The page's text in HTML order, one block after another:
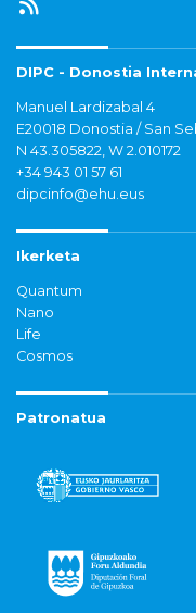
DIPC - Donostia
Manuel Lardizabal 4
E20018 Donostia / San
N 43.305822, W 2.010172
+34 943 01 57 61
dipcinfo@ehu.eus
Ikerketa
Quantum
Nano
Life
Cosmos
Patronatua